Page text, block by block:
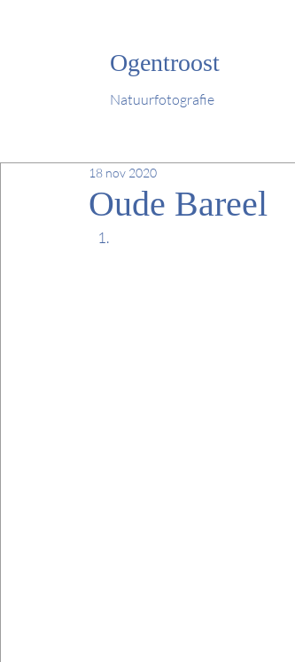
Ogentroost
Natuurfotografie
Oude Bareel
18 nov 2020